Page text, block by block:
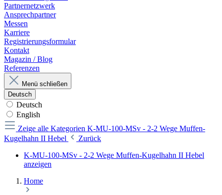
Partnernetzwerk
Ansprechpartner
Messen
Karriere
Registrierungsformular
Kontakt
Magazin / Blog
Referenzen
Menü schließen
Deutsch
Deutsch
English
Zeige alle Kategorien K-MU-100-MSv - 2-2 Wege Muffen-
Kugelhahn II Hebel
Zurück
K-MU-100-MSv - 2-2 Wege Muffen-Kugelhahn II Hebel
anzeigen
Home